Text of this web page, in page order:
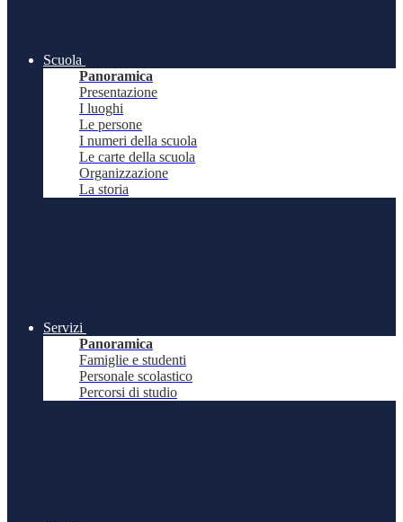
Scuola
Panoramica
Presentazione
I luoghi
Le persone
I numeri della scuola
Le carte della scuola
Organizzazione
La storia
Servizi
Panoramica
Famiglie e studenti
Personale scolastico
Percorsi di studio